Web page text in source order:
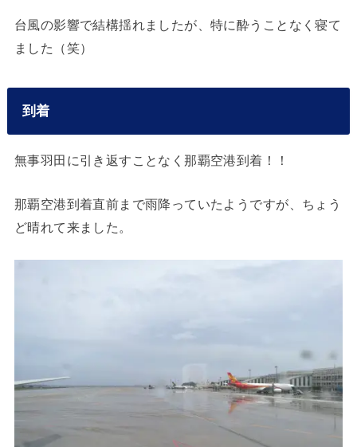
台風の影響で結構揺れましたが、特に酔うことなく寝て
ました（笑）
到着
無事羽田に引き返すことなく那覇空港到着！！
那覇空港到着直前まで雨降っていたようですが、ちょう
ど晴れて来ました。